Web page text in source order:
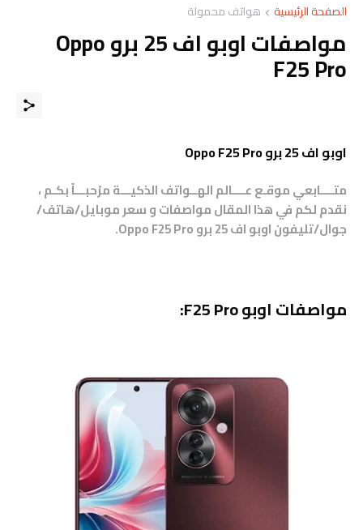
الصفحة الرئيسية هواتف محمولة
مواصفات اوبو اف 25 برو Oppo
F25 Pro
اوبو اف 25 برو Oppo F25 Pro
متــــابعي موقـع عــــالم الهــواتف الذكيـــة مرْحبـــاً بكـم ،
نقدم لكم في هذا المقال مواصفات و سعر موبايل/هاتف/
جوال/تليفون اوبو اف 25 برو Oppo F25 Pro.
مواصفات اوبو F25 Pro: